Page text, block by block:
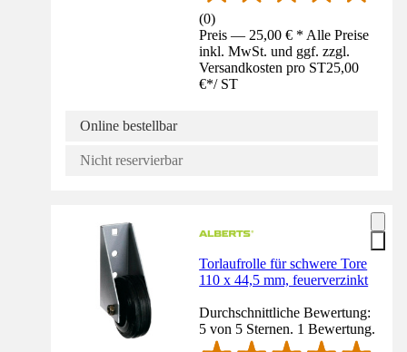
(0)
Preis — 25,00 € * Alle Preise
inkl. MwSt. und ggf. zzgl.
Versandkosten pro ST25,00
€*/ ST
Online bestellbar
Nicht reservierbar
Torlaufrolle für schwere Tore
110 x 44,5 mm, feuerverzinkt
Durchschnittliche Bewertung:
5 von 5 Sternen. 1 Bewertung.